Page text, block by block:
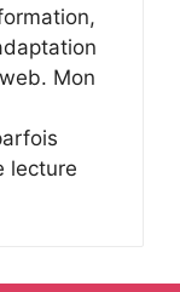
Mon
lecture